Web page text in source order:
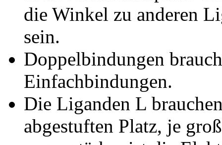
die Winkel zu anderen
sein.
Doppelbindungen
Einfachbindungen.
Die Liganden L
abgestuften Platz, je